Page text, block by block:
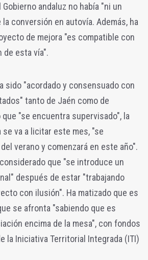
andaluz no había "ni un
conversión en autovía. Además, ha
de mejora "es compatible con
de esta vía".
sido "acordado y consensuado con
tanto de Jaén como de
que "se encuentra supervisado", la
va a licitar este mes, "se
verano y comenzará en este año".
que "se introduce un
después de estar "trabajando
con ilusión". Ha matizado que es
se afronta "sabiendo que es
encima de la mesa", con fondos
la Iniciativa Territorial Integrada (ITI)